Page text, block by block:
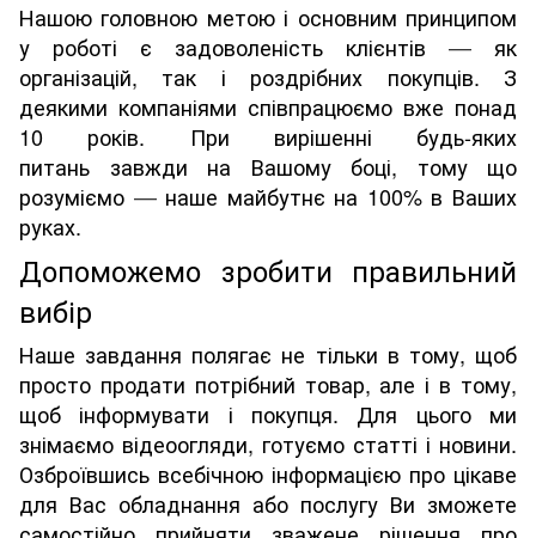
Нашою головною метою і основним принципом
у роботі є задоволеність клієнтів
— як
організацій, так і роздрібних покупців. З
деякими компаніями співпрацюємо вже понад
10 років. При вирішенні будь-яких
питань завжди на Вашому боці, тому що
розуміємо —наше майбутнє на 100% в Ваших
руках.
Допоможемо зробити правильний
вибір
Наше завдання полягає не тільки в тому, щоб
просто продати потрібний товар, але і в тому,
щоб інформувати і покупця. Для цього ми
знімаємо відеоогляди, готуємо статті і новини.
Озброївшись всебічною інформацією про цікаве
для Вас обладнання або послугу Ви зможете